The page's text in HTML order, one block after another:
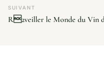
SUIVANT
R2veiller le Monde du Vin